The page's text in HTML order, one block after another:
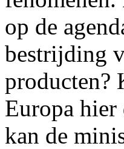
op de
bestrijding
producten?
Europa hier
kan de